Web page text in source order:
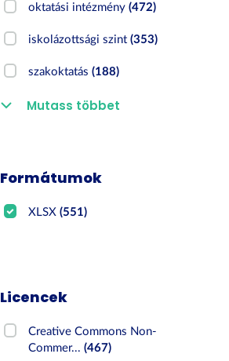
oktatási intézmény(472)
iskolázottsági szint(353)
szakoktatás(188)
Mutass többet
Formátumok
XLSX(551)
Licencek
Creative Commons Non-
Commer...(467)